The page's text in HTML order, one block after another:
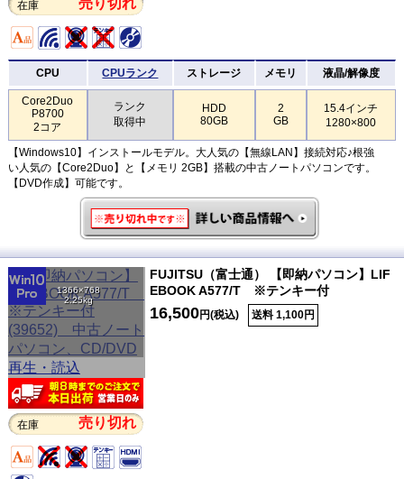
在庫
CPU CPUランク ストレージ メモリ 液晶/解像度
Core2Duo
P8700
2コア
ランク
取得中
HDD
80GB
2
GB
15.4インチ
1280×800
【Windows10】インストールモデル。大人気の【無線LAN】接続対応♪根強
い人気の【Core2Duo】と【メモリ 2GB】搭載の中古ノートパソコンです。
【DVD作成】可能です。
1366×768
2.25kg
在庫 売り切れ
FUJITSU（富士通） 【即納パソコン】LIF
EBOOK A577/T ※テンキー付
16,500円(税込) 送料 1,100円